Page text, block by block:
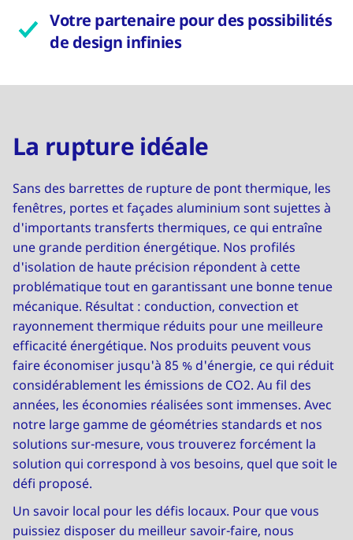
Votre partenaire pour des possibilités
de design infinies
La rupture idéale
Sans des barrettes de rupture de pont thermique, les
fenêtres, portes et façades aluminium sont sujettes à
d'importants transferts thermiques, ce qui entraîne
une grande perdition énergétique. Nos profilés
d'isolation de haute précision répondent à cette
problématique tout en garantissant une bonne tenue
mécanique. Résultat : conduction, convection et
rayonnement thermique réduits pour une meilleure
efficacité énergétique. Nos produits peuvent vous
faire économiser jusqu'à 85 % d'énergie, ce qui réduit
considérablement les émissions de CO2. Au fil des
années, les économies réalisées sont immenses. Avec
notre large gamme de géométries standards et nos
solutions sur-mesure, vous trouverez forcément la
solution qui correspond à vos besoins, quel que soit le
défi proposé.
Un savoir local pour les défis locaux. Pour que vous
puissiez disposer du meilleur savoir-faire, nous